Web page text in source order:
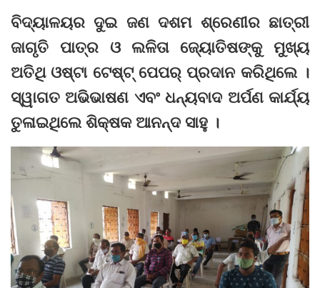
ବିଦ୍ୟାଳୟର ଦୁଇ ଜଣ ଦଶମ ଶ୍ରେଣୀର ଛାତ୍ରୀ
ଜାଗୃତି ପାତ୍ର ଓ ଲଳିତା ଜ୍ୟୋତିଷଙ୍କୁ ମୁଖ୍ୟ
ଅତିଥି ଓଷ୍ଟା ଟେଷ୍ଟ୍‌ ପେପର୍‌ ପ୍ରଦାନ କରିଥିଲେ ।
ସ୍ୱାଗତ ଅଭିଭାଷଣ ଏବଂ ଧନ୍ୟବାଦ ଅର୍ପଣ କାର୍ଯ୍ୟ
ତୁଳାଇଥିଲେ ଶିକ୍ଷକ ଆନନ୍ଦ ସାହୁ ।